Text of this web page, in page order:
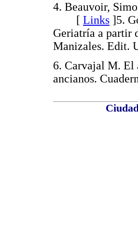
4. Beauvoir,
[ Links ]5.
Geriatría a partir
Manizales.
6. Carvajal M. El
ancianos.